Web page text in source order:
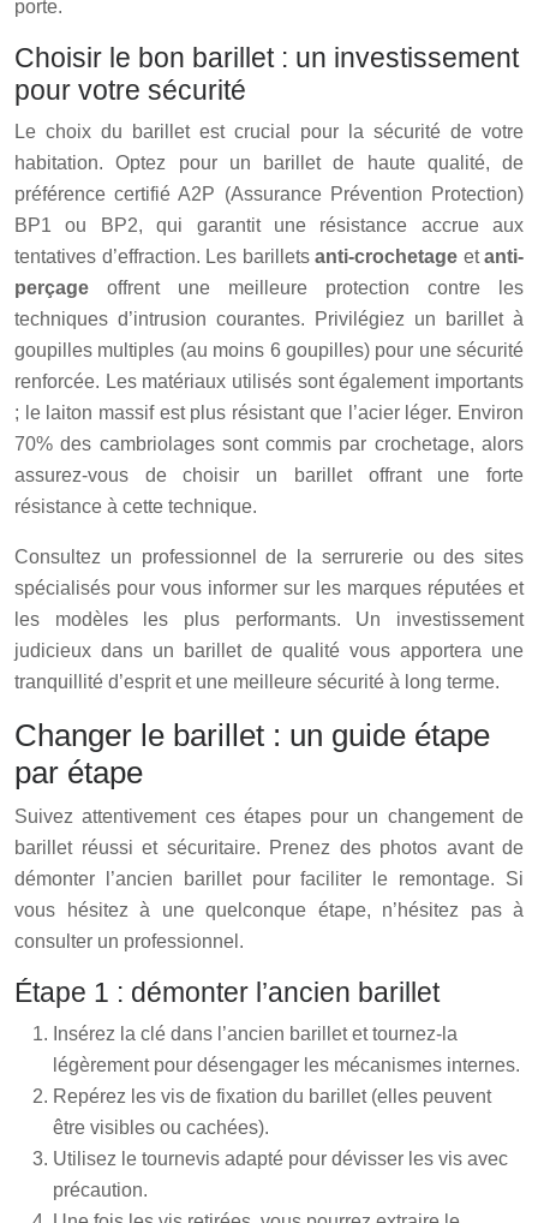
porte.
Choisir le bon barillet : un investissement
pour votre sécurité
Le choix du barillet est crucial pour la sécurité de votre
habitation. Optez pour un barillet de haute qualité, de
préférence certifié A2P (Assurance Prévention Protection)
BP1 ou BP2, qui garantit une résistance accrue aux
tentatives d’effraction. Les barillets anti-crochetage etanti-
perçage offrent une meilleure protection contre les
techniques d’intrusion courantes. Privilégiez un barillet à
goupilles multiples (au moins 6 goupilles) pour une sécurité
renforcée. Les matériaux utilisés sont également importants
; le laiton massif est plus résistant que l’acier léger. Environ
70% des cambriolages sont commis par crochetage, alors
assurez-vous de choisir un barillet offrant une forte
résistance à cette technique.
Consultez un professionnel de la serrurerie ou des sites
spécialisés pour vous informer sur les marques réputées et
les modèles les plus performants. Un investissement
judicieux dans un barillet de qualité vous apportera une
tranquillité d’esprit et une meilleure sécurité à long terme.
Changer le barillet : un guide étape
par étape
Suivez attentivement ces étapes pour un changement de
barillet réussi et sécuritaire. Prenez des photos avant de
démonter l’ancien barillet pour faciliter le remontage. Si
vous hésitez à une quelconque étape, n’hésitez pas à
consulter un professionnel.
Étape 1 : démonter l’ancien barillet
Insérez la clé dans l’ancien barillet et tournez-la
légèrement pour désengager les mécanismes internes.
Repérez les vis de fixation du barillet (elles peuvent
être visibles ou cachées).
Utilisez le tournevis adapté pour dévisser les vis avec
précaution.